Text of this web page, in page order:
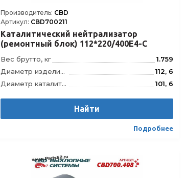
Производитель: CBD
Артикул: CBD700211
Каталитический нейтрализатор
(ремонтный блок) 112*220/400Е4-C
Вес брутто, кг
1.759
Диаметр изделия, мм
112, 6
Диаметр каталитического блока, мм
101, 6
Модель
112.220.400E4-C
4610121393170
Найти
Подробнее